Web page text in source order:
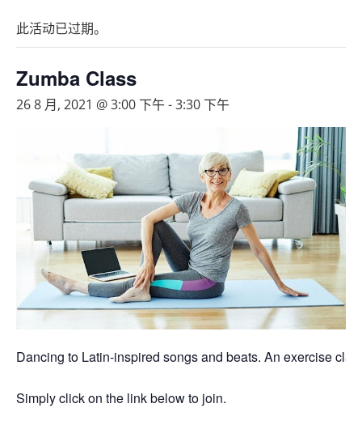
此活动已过期。
Zumba Class
26 8 月, 2021 @ 3:00 下午-3:30 下午
Dancing to Latin-inspired songs and beats. An exercise
Simply click on the link below to join.